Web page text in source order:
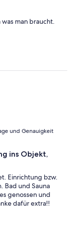
man braucht.
und Genauigkeit
ins Objekt,
Einrichtung bzw.
Bad und Sauna
genossen und
dafür extra!!